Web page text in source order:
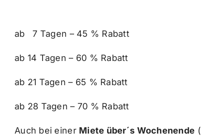
ab 7 Tagen – 45 % Rabatt
ab 14 Tagen – 60 % Rabatt
ab 21 Tagen – 65 % Rabatt
ab 28 Tagen – 70 % Rabatt
Auch bei einer Miete über´s Wochenende (